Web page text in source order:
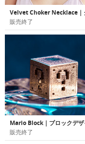
販売終了
販売終了